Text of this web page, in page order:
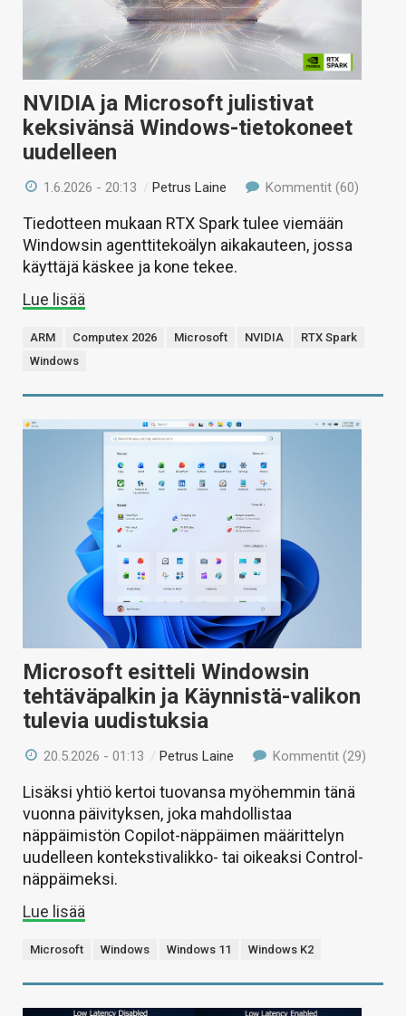
NVIDIA ja Microsoft julistivat
keksivänsä Windows-tietokoneet
uudelleen
1.6.2026 - 20:13 / Petrus Laine Kommentit (60)
Tiedotteen mukaan RTX Spark tulee viemään
Windowsin agenttitekoälyn aikakauteen, jossa
käyttäjä käskee ja kone tekee.
Lue lisää
ARM Computex 2026 Microsoft NVIDIA
RTX Spark
Windows
Microsoft esitteli Windowsin
tehtäväpalkin ja Käynnistä-valikon
tulevia uudistuksia
20.5.2026 - 01:13 /Petrus Laine Kommentit (29)
Lisäksi yhtiö kertoi tuovansa myöhemmin tänä
vuonna päivityksen, joka mahdollistaa
näppäimistön Copilot-näppäimen määrittelyn
uudelleen kontekstivalikko- tai oikeaksi Control-
näppäimeksi.
Lue lisää
Microsoft Windows Windows 11 Windows K2